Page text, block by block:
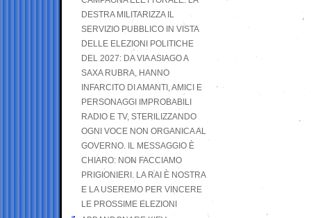
DESTRA MILITARIZZA IL
SERVIZIO PUBBLICO IN VISTA
DELLE ELEZIONI POLITICHE
DEL 2027: DA VIA ASIAGO A
SAXA RUBRA, HANNO
INFARCITO DI AMANTI, AMICI E
PERSONAGGI IMPROBABILI
RADIO E TV, STERILIZZANDO
OGNI VOCE NON ORGANICA AL
GOVERNO. IL MESSAGGIO È
CHIARO: NON FACCIAMO
PRIGIONIERI. LA RAI È NOSTRA
E LA USEREMO PER VINCERE
LE PROSSIME ELEZIONI